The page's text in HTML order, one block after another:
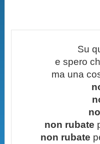
Su
e spero
ma una
non rubate
non rubate